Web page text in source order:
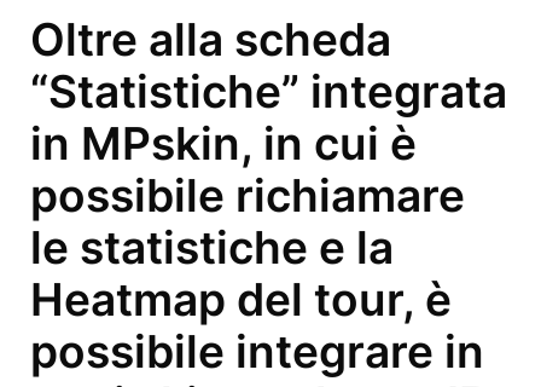
Oltre alla scheda
“Statistiche” integrata
in MPskin, in cui è
possibile richiamare
le statistiche e la
Heatmap del tour, è
possibile integrare in